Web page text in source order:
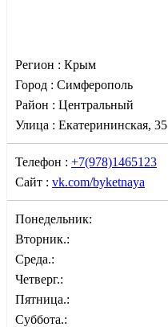
Регион : Крым
Город : Симферополь
Район : Центральный
Улица : Екатерининская, 35
Телефон : +7(978)1465123
Сайт : vk.com/byketnaya
Понедельник:
Вторник.:
Среда.:
Четверг.:
Пятница.:
Суббота.: